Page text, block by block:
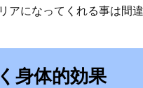
になってくれる事は間違
身体的効果